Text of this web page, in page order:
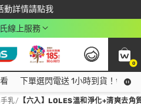
動詳情請點我
最高回饋$350
線上服務
0
下單選閃電送 1小時到貨！領神
乳/ 【六入】LOLES溫和淨化+清爽去